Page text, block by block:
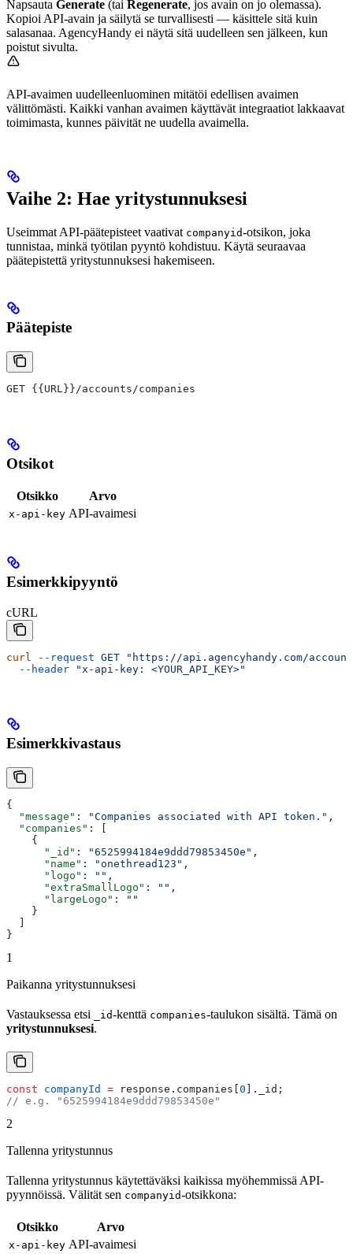
Napsauta Generate (tai Regenerate, jos avain on jo olemassa).
Kopioi API-avain ja säilytä se turvallisesti — käsittele sitä kuin
salasanaa. AgencyHandy ei näytä sitä uudelleen sen jälkeen, kun
poistut sivulta.
API-avaimen uudelleenluominen mitätöi edellisen avaimen
välittömästi. Kaikki vanhan avaimen käyttävät integraatiot lakkaavat
toimimasta, kunnes päivität ne uudella avaimella.
Vaihe 2: Hae yritystunnuksesi
Useimmat API-päätepisteet vaativat companyid-otsikon, joka
tunnistaa, minkä työtilan pyyntö kohdistuu. Käytä seuraavaa
päätepistettä yritystunnuksesi hakemiseen.
Päätepiste
GET {{URL}}/accounts/companies
Otsikot
Otsikko Arvo
x-api-key API-avaimesi
Esimerkkipyyntö
cURL
curl --request GET "https://api.agencyhandy.com/
  --header
"x-api-key: <YOUR_API_KEY>"
Esimerkkivastaus
{
  "message"
: "Companies associated with API token." ,
  "companies"
: [
    {
      "_id"
: "6525994184e9ddd79853450e" ,
      "name"
: "onethread123" ,
      "logo"
: "" ,
      "extraSmallLogo"
: "" ,
      "largeLogo"
:
""
    }
}
1
Paikanna yritystunnuksesi
Vastauksessa etsi _id-kenttä companies-taulukon sisältä. Tämä on
yritystunnuksesi.
const companyId = response . companies 0 ]. _id ;
// e.g. "6525994184e9ddd79853450e"
2
Tallenna yritystunnus
Tallenna yritystunnus käytettäväksi kaikissa myöhemmissä API-
pyynnöissä. Välität sen companyid-otsikkona:
Otsikko Arvo
x-api-key API-avaimesi